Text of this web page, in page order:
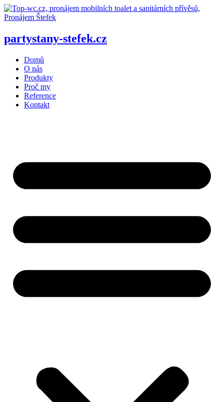
Přejít
k
partystany-stefek.cz
Domů
O nás
Produkty
Proč my
Reference
Kontakt